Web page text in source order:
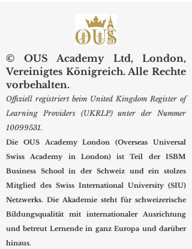
© OUS Academy Ltd, London,
Vereinigtes Königreich. Alle Rechte
vorbehalten.
Offiziell registriert beim United Kingdom Register of
Learning Providers (UKRLP) unter der Nummer
10099531.
Die OUS Academy London (Overseas Universal
Swiss Academy in London) ist Teil der ISBM
Business School in der Schweiz und ein stolzes
Mitglied des Swiss International University (SIU)
Netzwerks. Die Akademie steht für schweizerische
Bildungsqualität mit internationaler Ausrichtung
und betreut Lernende in ganz Europa und darüber
hinaus.